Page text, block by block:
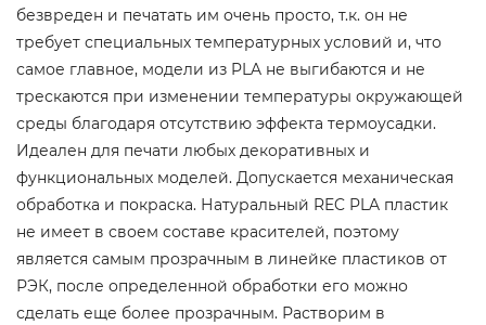
безвреден и печатать им очень просто, т.к. он не
требует специальных температурных условий и, что
самое главное, модели из PLA не выгибаются и не
трескаются при изменении температуры окружающей
среды благодаря отсутствию эффекта термоусадки.
Идеален для печати любых декоративных и
функциональных моделей. Допускается механическая
обработка и покраска. Натуральный REC PLA пластик
не имеет в своем составе красителей, поэтому
является самым прозрачным в линейке пластиков от
РЭК, после определенной обработки его можно
сделать еще более прозрачным. Растворим в